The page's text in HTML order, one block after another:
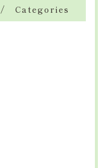
Categories